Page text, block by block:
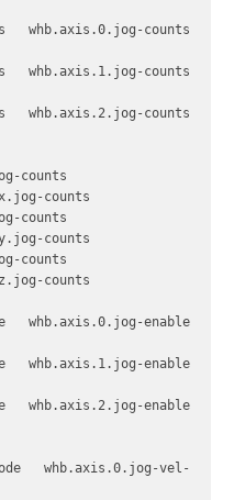
whb.axis.0.jog-counts
whb.axis.1.jog-counts
whb.axis.2.jog-counts
counts
counts
counts
counts
counts
counts
whb.axis.0.jog-enable
whb.axis.1.jog-enable
whb.axis.2.jog-enable
whb.axis.0.jog-vel-